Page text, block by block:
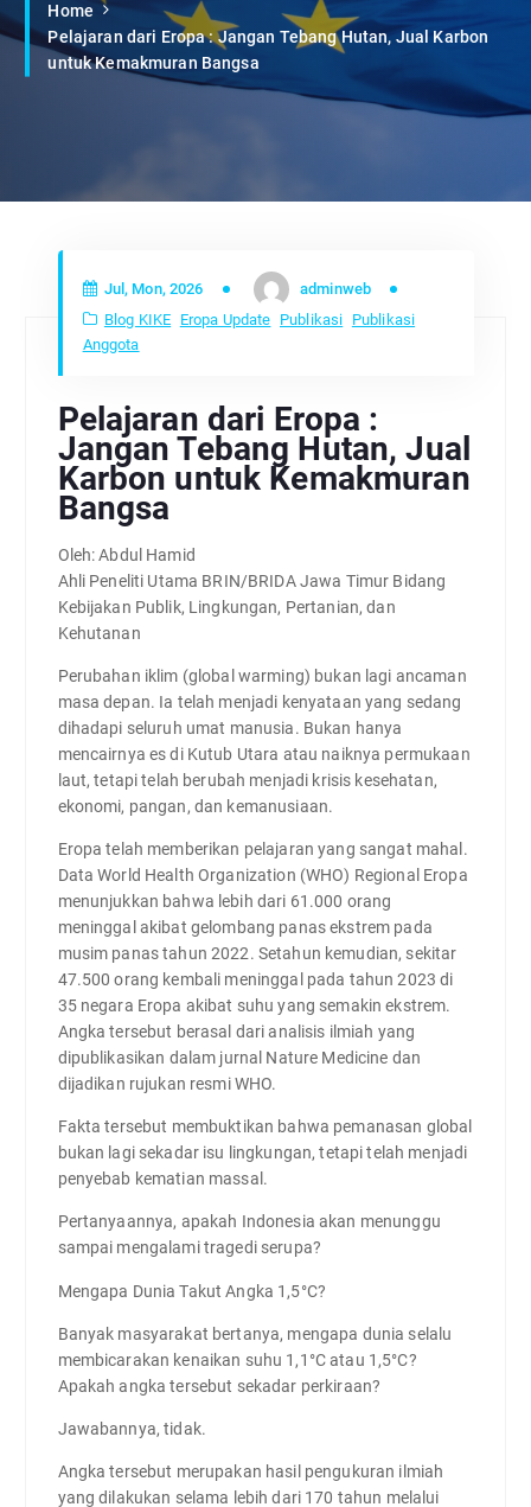
Home
Pelajaran dari Eropa : Jangan Tebang Hutan, Jual Karbon
untuk Kemakmuran Bangsa
Jul, Mon, 2026
adminweb
Blog KIKE Eropa Update Publikasi Publikasi
Anggota
Pelajaran dari Eropa :
Jangan Tebang Hutan, Jual
Karbon untuk Kemakmuran
Bangsa
Oleh: Abdul Hamid
Ahli Peneliti Utama BRIN/BRIDA Jawa Timur Bidang
Kebijakan Publik, Lingkungan, Pertanian, dan
Kehutanan
Perubahan iklim (global warming) bukan lagi ancaman
masa depan. Ia telah menjadi kenyataan yang sedang
dihadapi seluruh umat manusia. Bukan hanya
mencairnya es di Kutub Utara atau naiknya permukaan
laut, tetapi telah berubah menjadi krisis kesehatan,
ekonomi, pangan, dan kemanusiaan.
Eropa telah memberikan pelajaran yang sangat mahal.
Data World Health Organization (WHO) Regional Eropa
menunjukkan bahwa lebih dari 61.000 orang
meninggal akibat gelombang panas ekstrem pada
musim panas tahun 2022. Setahun kemudian, sekitar
47.500 orang kembali meninggal pada tahun 2023 di
35 negara Eropa akibat suhu yang semakin ekstrem.
Angka tersebut berasal dari analisis ilmiah yang
dipublikasikan dalam jurnal Nature Medicine dan
dijadikan rujukan resmi WHO.
Fakta tersebut membuktikan bahwa pemanasan global
bukan lagi sekadar isu lingkungan, tetapi telah menjadi
penyebab kematian massal.
Pertanyaannya, apakah Indonesia akan menunggu
sampai mengalami tragedi serupa?
Mengapa Dunia Takut Angka 1,5°C?
Banyak masyarakat bertanya, mengapa dunia selalu
membicarakan kenaikan suhu 1,1°C atau 1,5°C?
Apakah angka tersebut sekadar perkiraan?
Jawabannya, tidak.
Angka tersebut merupakan hasil pengukuran ilmiah
yang dilakukan selama lebih dari 170 tahun melalui